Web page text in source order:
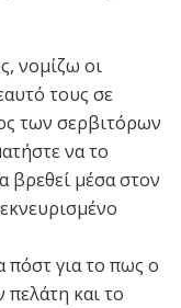
νομίζω οι
τους σε
των σερβιτόρων
να το
βρεθεί μέσα στον
πόστ για το πως ο
πελάτη και το